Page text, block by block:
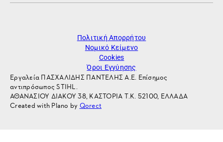
Πολιτική Απορρήτου
Νομικό Κείμενο
Cookies
Όροι Εγγύησης
Εργαλεία ΠΑΣΧΑΛΙΔΗΣ ΠΑΝΤΕΛΗΣ Α.Ε. Επίσημος
αντιπρόσωπος STIHL.
ΑΘΑΝΑΣΙΟΥ ΔΙΑΚΟΥ 38, ΚΑΣΤΟΡΙΑ Τ.Κ. 52100, ΕΛΛΑΔΑ
Created with Plano by Qorect